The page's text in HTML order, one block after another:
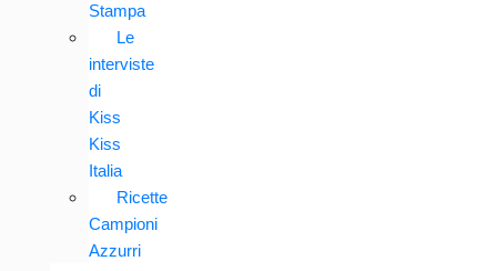
Stampa
Le
interviste
di
Kiss
Kiss
Italia
Ricette
Campioni
Azzurri